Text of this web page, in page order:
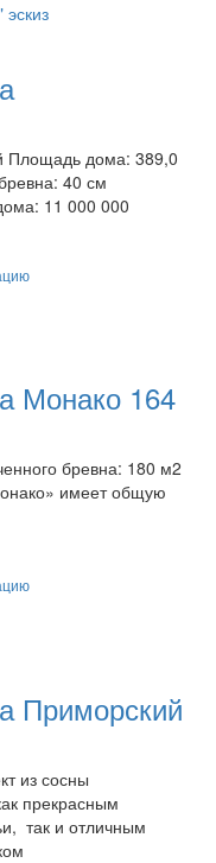
Площадь дома: 389,0
40 см
11 000 000
Монако 164
бревна: 180 м2
имеет общую
Приморский
из сосны
прекрасным
так и отличным